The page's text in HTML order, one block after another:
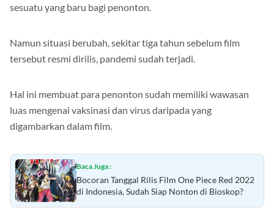
sesuatu yang baru bagi penonton.
Namun situasi berubah, sekitar tiga tahun sebelum film
tersebut resmi dirilis, pandemi sudah terjadi.
Hal ini membuat para penonton sudah memiliki wawasan
luas mengenai vaksinasi dan virus daripada yang
digambarkan dalam film.
Baca Juga :
Bocoran Tanggal Rilis Film One Piece Red 2022
di Indonesia, Sudah Siap Nonton di Bioskop?